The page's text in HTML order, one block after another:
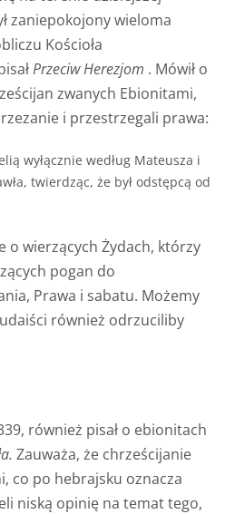
zaniepokojony wieloma
Kościoła
Przeciw Herezjom . Mówił o
zwanych Ebionitami,
i przestrzegali prawa:
wyłącznie według Mateusza i
twierdząc, że był odstępcą od
o wierzących Żydach, którzy
pogan do
Prawa i sabatu. Możemy
również odrzuciliby
również pisał o ebionitach
Zauważa, że chrześcijanie
co po hebrajsku oznacza
niską opinię na temat tego,